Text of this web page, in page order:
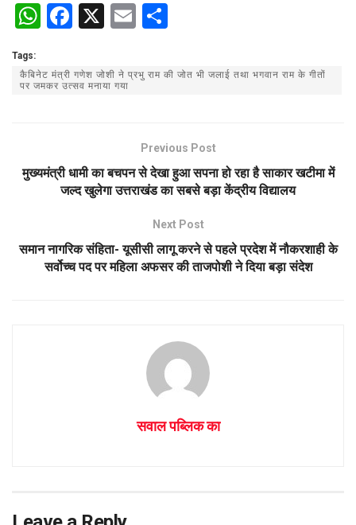
W
at
s
p
F
ce
b
k
X
E
ail ar
Tags:
कैबिनेट मंत्री गणेश जोशी ने प्रभु राम की जोत भी जलाई तथा भगवान राम के गीतों
पर जमकर उत्सव मनाया गया
Previous Post
मुख्यमंत्री धामी का बचपन से देखा हुआ सपना हो रहा है साकार खटीमा में
जल्द खुलेगा उत्तराखंड का सबसे बड़ा केंद्रीय विद्यालय
Next Post
समान नागरिक संहिता- यूसीसी लागू करने से पहले प्रदेश में नौकरशाही के
सर्वोच्च पद पर महिला अफसर की ताजपोशी ने दिया बड़ा संदेश
सवाल पब्लिक का